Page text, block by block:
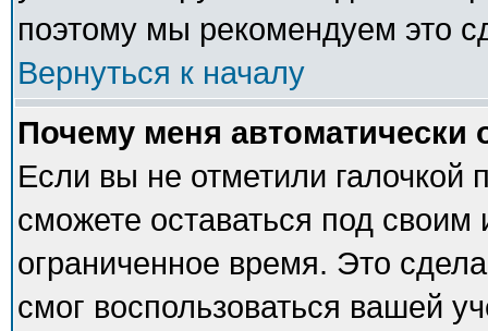
поэтому мы рекомендуем это
Вернуться к началу
Почему меня автоматически
Если вы не отметили галочкой
сможете оставаться под
ограниченное время. Это
смог воспользоваться вашей